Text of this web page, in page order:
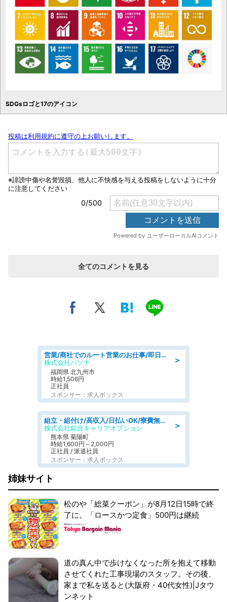
SDGsロゴと17のアイコン
全てのコメントを見る
＞
営業/商社でのルート営業のお仕事/即日勤務可/車通勤可/営業
株式会社パソナ
福岡県 北九州市
時給1,506円
正社員
スポンサー：求人ボックス
＞
組立・組付け/高収入/日払いOK/寮費無料/交替制/20・30・40代活躍中
株式会社綜合キャリアオプション
熊本県 菊陽町
時給1,600円～2,000円
正社員 / 派遣社員
スポンサー：求人ボックス
姉妹サイト
松のや「総菜クーポン」が8月12日15時で終
了に。「ロースかつ定食」500円は継続
道の真ん中で歩けなくなった所を抱えて移動
させてくれた工事現場のスタッフ。その後、
家まで私を送ると(大阪府・40代女性)|Jタウ
ンネット